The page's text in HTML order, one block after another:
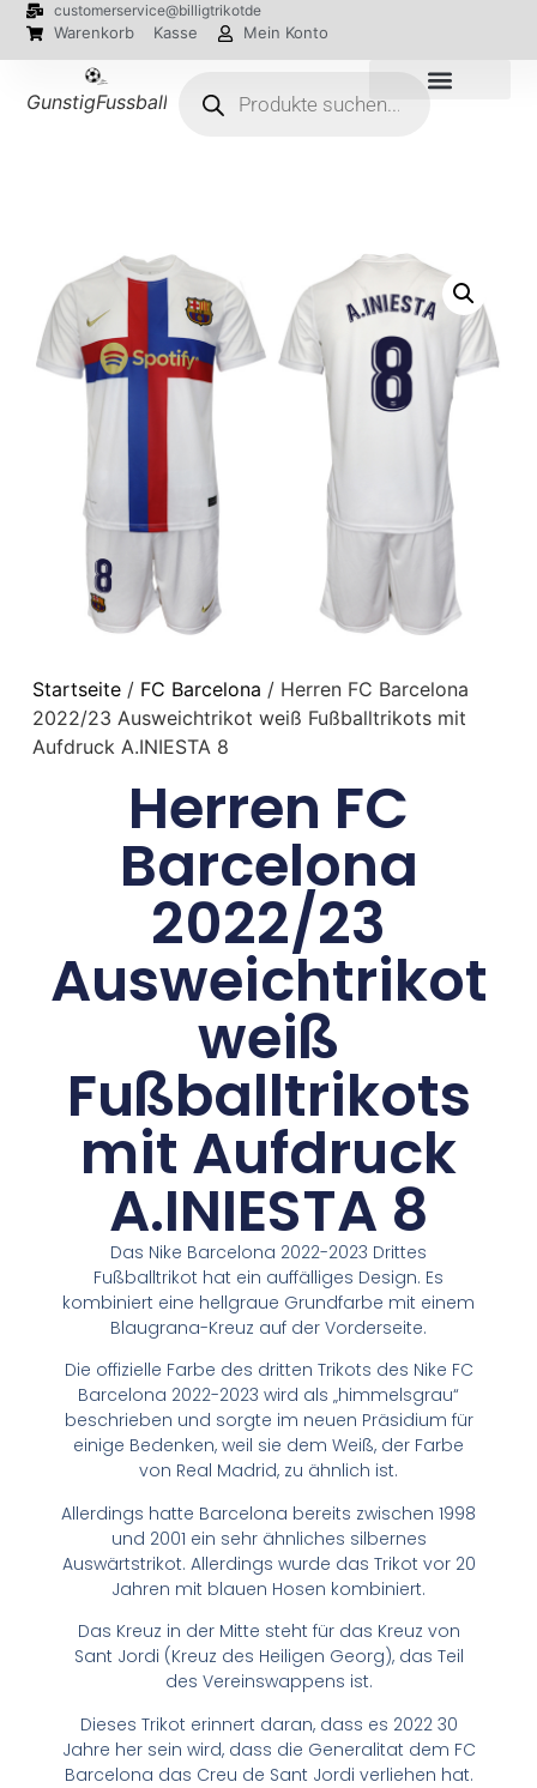
customerservice@billigtrikotde
Warenkorb Kasse Mein Konto
GunstigFussballTrikot
Startseite/ FC Barcelona / Herren FC Barcelona
2022/23 Ausweichtrikot weiß Fußballtrikots mit
Aufdruck A.INIESTA 8
Herren FC
Barcelona
2022/23
Ausweichtrikot
weiß
Fußballtrikots
mit Aufdruck
A.INIESTA 8
Das Nike Barcelona 2022-2023 Drittes
Fußballtrikot hat ein auffälliges Design. Es
kombiniert eine hellgraue Grundfarbe mit einem
Blaugrana-Kreuz auf der Vorderseite.
Die offizielle Farbe des dritten Trikots des Nike FC
Barcelona 2022-2023 wird als „himmelsgrau“
beschrieben und sorgte im neuen Präsidium für
einige Bedenken, weil sie dem Weiß, der Farbe
von Real Madrid, zu ähnlich ist.
Allerdings hatte Barcelona bereits zwischen 1998
und 2001 ein sehr ähnliches silbernes
Auswärtstrikot. Allerdings wurde das Trikot vor 20
Jahren mit blauen Hosen kombiniert.
Das Kreuz in der Mitte steht für das Kreuz von
Sant Jordi (Kreuz des Heiligen Georg), das Teil
des Vereinswappens ist.
Dieses Trikot erinnert daran, dass es 2022 30
Jahre her sein wird, dass die Generalitat dem FC
Barcelona das Creu de Sant Jordi verliehen hat.